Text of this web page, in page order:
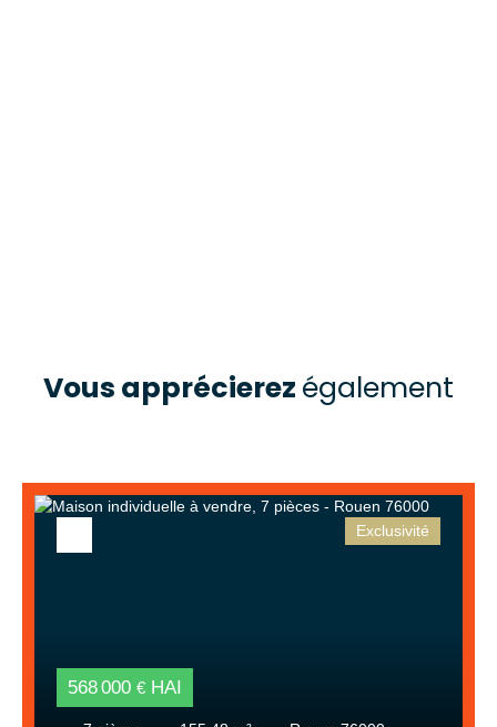
Vous apprécierez également
568 000 € HAI
Exclusivité